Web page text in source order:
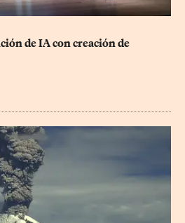
de IA con creación de